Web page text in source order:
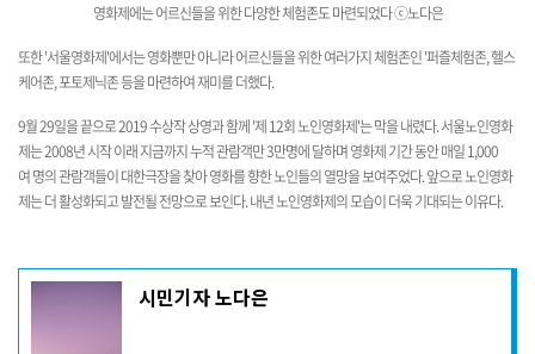
영화제에는어르신들을 위한 다양한 체험존도 마련되었다 ⓒ노다은
또한 '서울영화제'에서는 영화뿐만 아니라 어르신들을 위한 여러가지 체험존인'퍼즐체험존, 헬스
케어존, 포토제닉존 등을 마련하여 재미를 더했다.
9월 29일을 끝으로 2019 수상작 상영과 함께 '제 12회 노인영화제'는 막을 내렸다. 서울노인영화
제는2008년 시작 이래 지금까지 누적 관람객만 3만명에 달하며 영화제 기간 동안 매일 1,000
여 명의 관람객들이대한극장을 찾아 영화를 향한 노인들의 열망을 보여주었다.앞으로 노인영화
제는 더 활성화되고 발전될 전망으로 보인다.내년 노인영화제의 모습이 더욱 기대되는 이유다.
기
사
작
시민기자 노다은